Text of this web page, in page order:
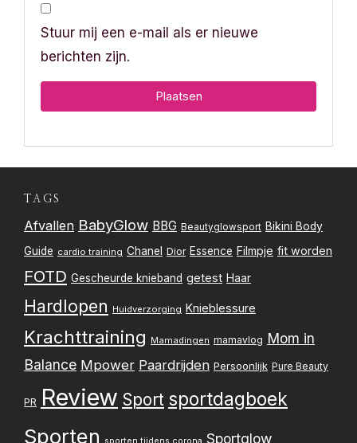
Stuur mij een e-mail als er nieuwe
berichten zijn.
TAGS
Afvallen BabyGlow BBG Beautyglowsport Bikini Body
Guide cardio training Chanel Dior Essence Filmpje fit worden
FOTD Gescheurde knieband getest Haar
Hardlopen Huidverzorging Knieblessure
Krachttraining Mamadingen mamavlog Mom in
Balance Mpower Paardrijden Persoonlijk Pure Beauty
PR Review Sport sportdagboek
Sporten sporten tijdens corona Sportglow